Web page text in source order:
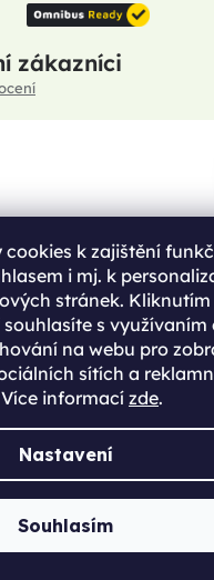
cookies k zajištění
i mj. k
stránek. Kliknutím
s využívaním
na webu pro
sítích a
informací zde.
Nastavení
Souhlasím
zákazníci